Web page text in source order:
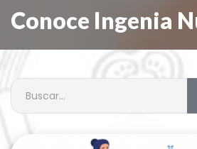
Conoce Ingenia